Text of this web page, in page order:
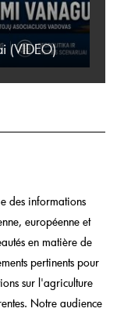
(VIDEO)
des informations
européenne et
en matière de
pertinents pour
sur l'agriculture
Notre audience